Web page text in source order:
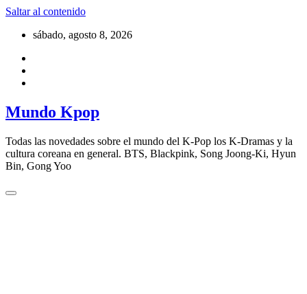
Saltar al contenido
sábado, agosto 8, 2026
Mundo Kpop
Todas las novedades sobre el mundo del K-Pop los K-Dramas y la
cultura coreana en general. BTS, Blackpink, Song Joong-Ki, Hyun
Bin, Gong Yoo